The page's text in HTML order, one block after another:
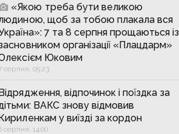
«Якою треба бути великою
щоб за тобою плакала вся
7 та 8 серпня прощаються із
організації «Плацдарм»
Юковим
серпня, 05:23
відпочинок і поїздка за
ВАКС знову відмовив
у виїзді за кордон
серпня, 14:00